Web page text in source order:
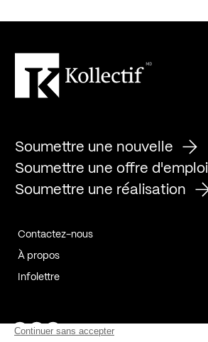
Soumettre une nouvelle
Soumettre une offre d'emploi
Soumettre une réalisation
Contactez-nous
À propos
Infolettre
Page Facebook de Kollectif
Page Instagram de Kollectif
Page Linkedin de Kollectif